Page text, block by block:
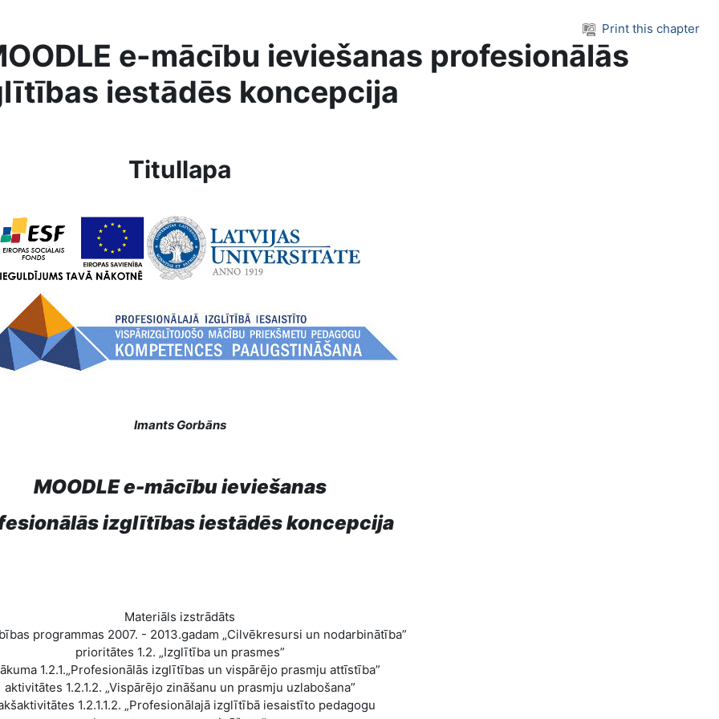
Print this chapter
e-mācību ieviešanas profesionālās
iestādēs koncepcija
Titullapa
Imants Gorbāns
MOODLE e-mācību ieviešanas
izglītības iestādēs koncepcija
Materiāls izstrādāts
programmas 2007. - 2013.gadam „Cilvēkresursi un nodarbinātība”
prioritātes 1.2. „Izglītība un prasmes”
1.2.1.„Profesionālās izglītības un vispārējo prasmju attīstība”
aktivitātes 1.2.1.2. „Vispārējo zināšanu un prasmju uzlabošana”
1.2.1.1.2. „Profesionālajā izglītībā iesaistīto pedagogu